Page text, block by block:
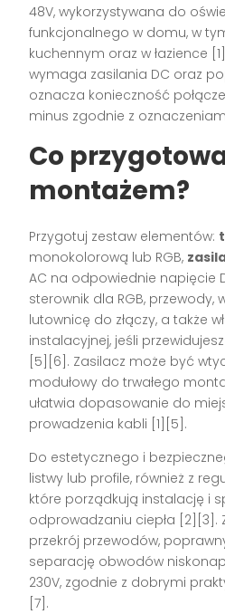
48V, wykorzystywana do
funkcjonalnego w domu, w
kuchennym oraz w łazience
wymaga zasilania DC oraz
oznacza konieczność
minus zgodnie z
Co
montażem?
Przygotuj zestaw elementów:
monokolorową lub RGB,
AC na odpowiednie napięcie
sterownik dla RGB, przewody,
lutownicę do złączy, a także
instalacyjnej, jeśli
[5][6]. Zasilacz może być
modułowy do trwałego
ułatwia dopasowanie do
prowadzenia kabli [1][5].
Do estetycznego i
listwy lub profile, również z
które porządkują instalację i
odprowadzaniu ciepła [2][3].
przekrój przewodów,
separację obwodów
230V, zgodnie z dobrymi
[7].